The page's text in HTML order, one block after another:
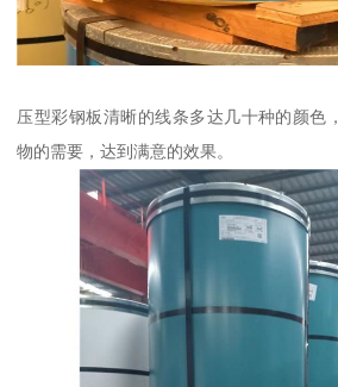
压型彩钢板清晰的线条多达几十种的颜色
物的需要，达到满意的效果。